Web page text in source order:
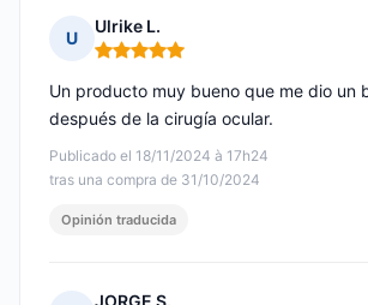
U
Ulrike L.
Nota: 5 de 5
Publicado el 18/11/2024 à 17h24
tras una compra de 31/10/2024
Un producto muy bueno que me dio un
después de la cirugía ocular.
Opinión traducida